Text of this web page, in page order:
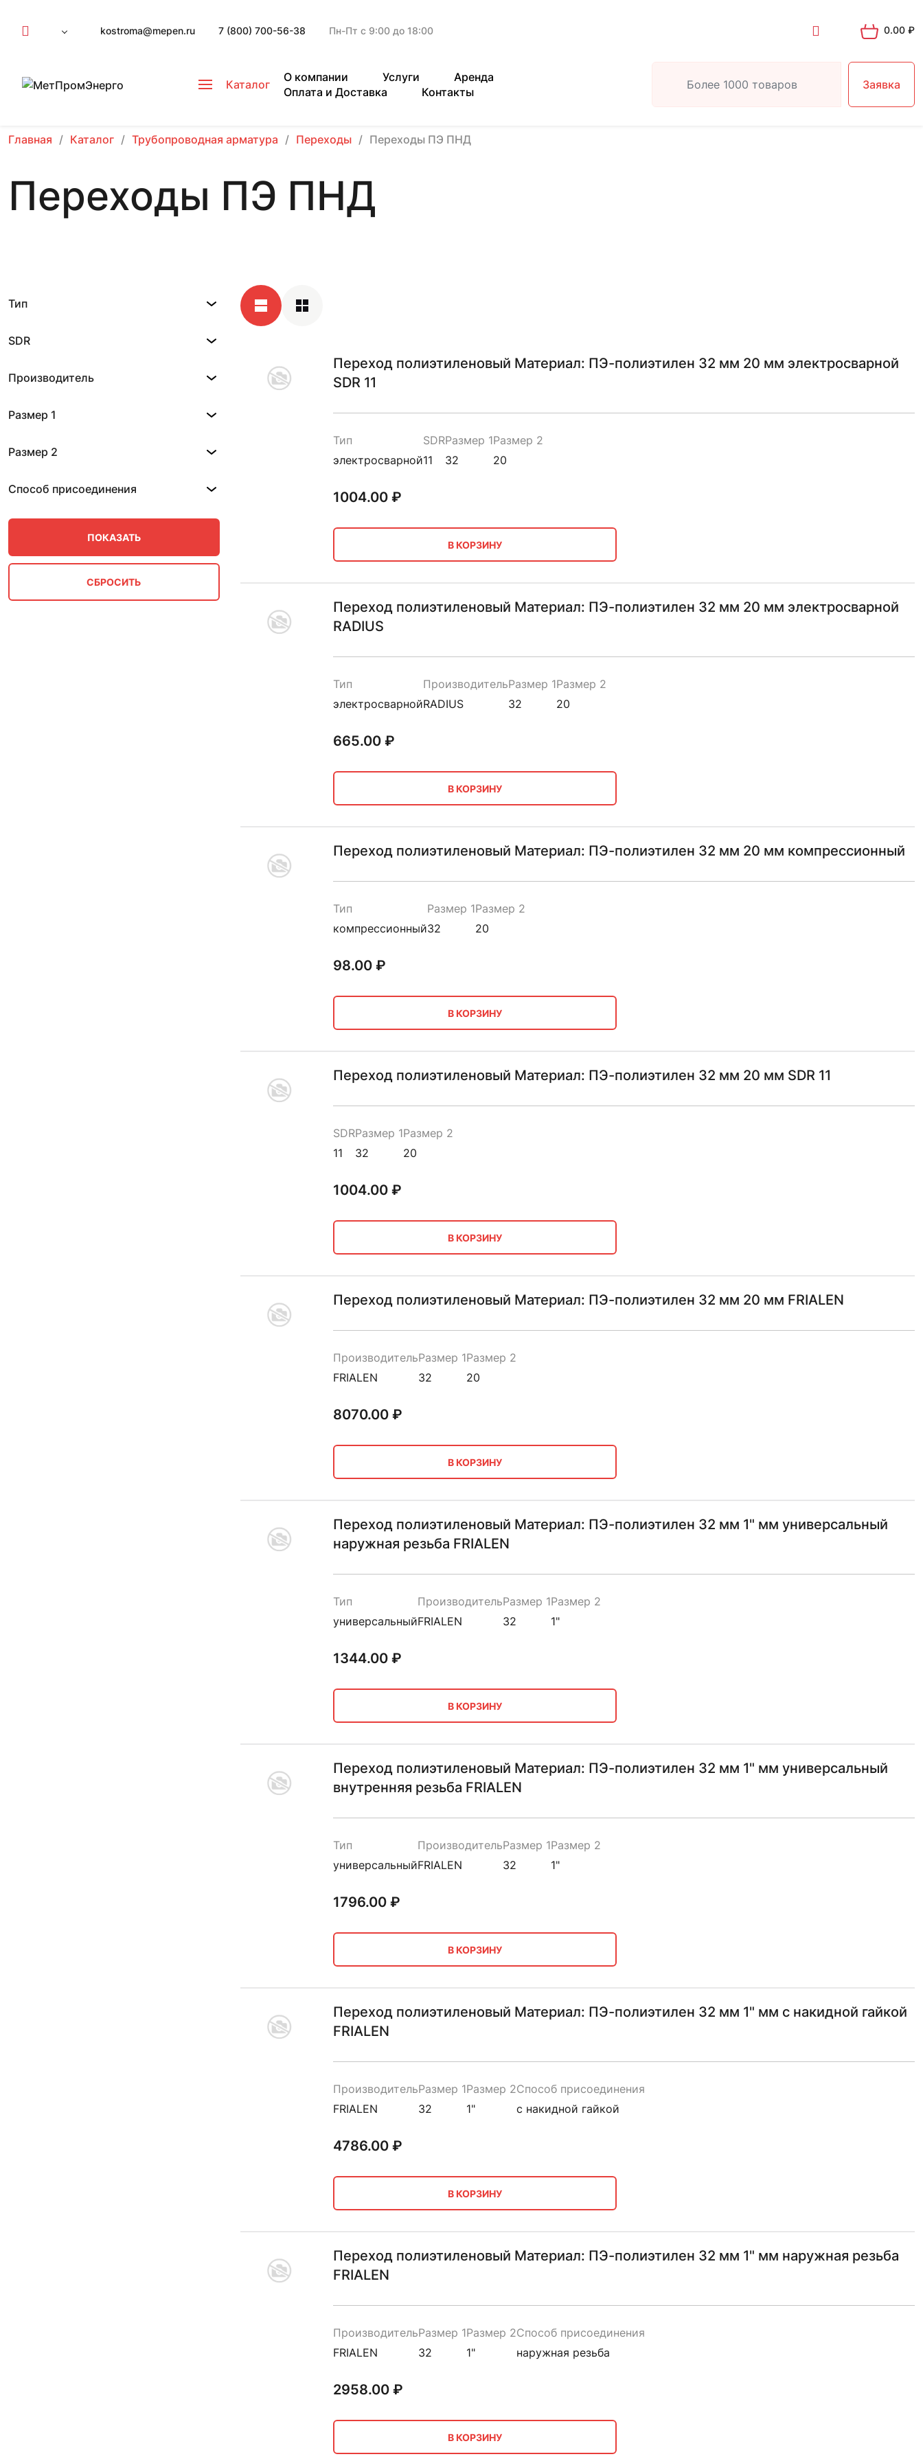
kostroma@mepen.ru 7 (800) 700-56-38 Пн-Пт с 9:00 до 18:00 0.00 ₽
Каталог
О компании Услуги
Аренда
Оплата и Доставка
Контакты
Заявка
Главная Каталог Трубопроводная арматура Переходы Переходы ПЭ ПНД
Переходы ПЭ ПНД
Тип
SDR
Производитель
Размер 1
Размер 2
Способ присоединения
Переход полиэтиленовый Материал: ПЭ-полиэтилен 32 мм 20 мм электросварной
SDR 11
Тип
электросварной
SDR
11
Размер 1
32
Размер 2
20
1004.00₽
В КОРЗИНУ
Переход полиэтиленовый Материал: ПЭ-полиэтилен 32 мм 20 мм электросварной
RADIUS
Тип
электросварной
Производитель
RADIUS
Размер 1
32
Размер 2
20
665.00₽
В КОРЗИНУ
Переход полиэтиленовый Материал: ПЭ-полиэтилен 32 мм 20 мм компрессионный
Тип
компрессионный
Размер 1
32
Размер 2
20
98.00₽
В КОРЗИНУ
Переход полиэтиленовый Материал: ПЭ-полиэтилен 32 мм 20 мм SDR 11
SDR
11
Размер 1
32
Размер 2
20
1004.00₽
В КОРЗИНУ
Переход полиэтиленовый Материал: ПЭ-полиэтилен 32 мм 20 мм FRIALEN
Производитель
FRIALEN
Размер 1
32
Размер 2
20
8070.00₽
В КОРЗИНУ
Переход полиэтиленовый Материал: ПЭ-полиэтилен 32 мм 1" мм универсальный
наружная резьба FRIALEN
Тип
универсальный
Производитель
FRIALEN
Размер 1
32
Размер 2
1"
1344.00₽
В КОРЗИНУ
Переход полиэтиленовый Материал: ПЭ-полиэтилен 32 мм 1" мм универсальный
внутренняя резьба FRIALEN
Тип
универсальный
Производитель
FRIALEN
Размер 1
32
Размер 2
1"
1796.00₽
В КОРЗИНУ
Переход полиэтиленовый Материал: ПЭ-полиэтилен 32 мм 1" мм с накидной гайкой
FRIALEN
Производитель
FRIALEN
Размер 1
32
Размер 2
1"
Способ присоединения
с накидной гайкой
4786.00₽
В КОРЗИНУ
Переход полиэтиленовый Материал: ПЭ-полиэтилен 32 мм 1" мм наружная резьба
FRIALEN
Производитель
FRIALEN
Размер 1
32
Размер 2
1"
Способ присоединения
наружная резьба
2958.00₽
В КОРЗИНУ